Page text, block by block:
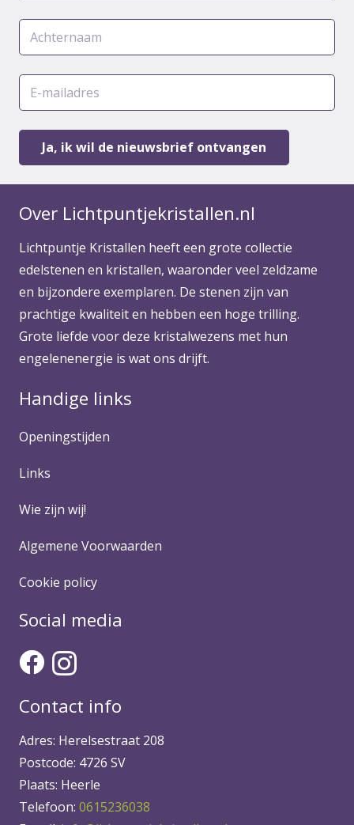
Over Lichtpuntjekristallen.nl
Lichtpuntje Kristallen heeft een grote collectie
edelstenen en kristallen, waaronder veel zeldzame
en bijzondere exemplaren. De stenen zijn van
prachtige kwaliteit en hebben een hoge trilling.
Grote liefde voor deze kristalwezens met hun
engelenenergie is wat ons drijft.
Handige links
Openingstijden
Links
Wie zijn wij!
Algemene Voorwaarden
Cookie policy
Social media
Contact info
Adres: Herelsestraat 208
Postcode: 4726 SV
Plaats: Heerle
Telefoon: 0615236038